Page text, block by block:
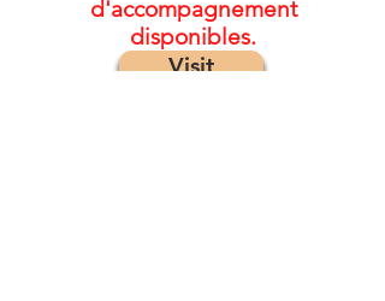
d'accompagnement
disponibles.
Visit